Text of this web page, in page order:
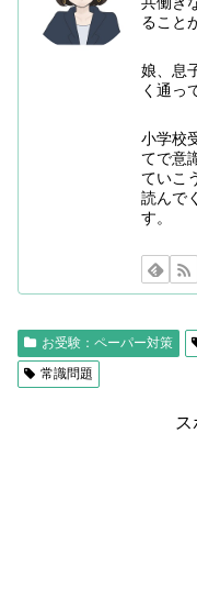
ること
娘、息
く通っ
小学校
てで意
ていこ
読んで
す。
お受験：ペーパー対策
常識問題